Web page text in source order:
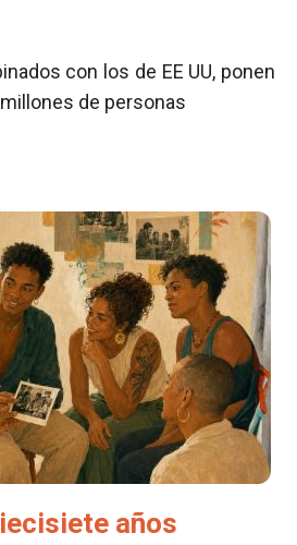
con los de EE UU, ponen
de personas
años